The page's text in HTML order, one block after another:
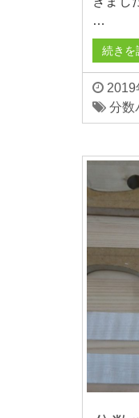
…
続きを
2019
分数